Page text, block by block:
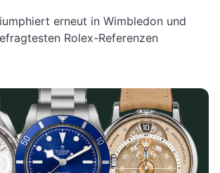
erneut in Wimbledon und
Rolex-Referenzen